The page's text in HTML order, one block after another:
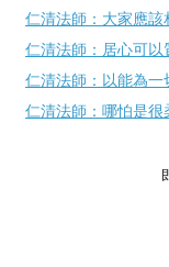
仁清法師：大家應該
仁清法師：居心可以
仁清法師：以能為一
仁清法師：哪怕是